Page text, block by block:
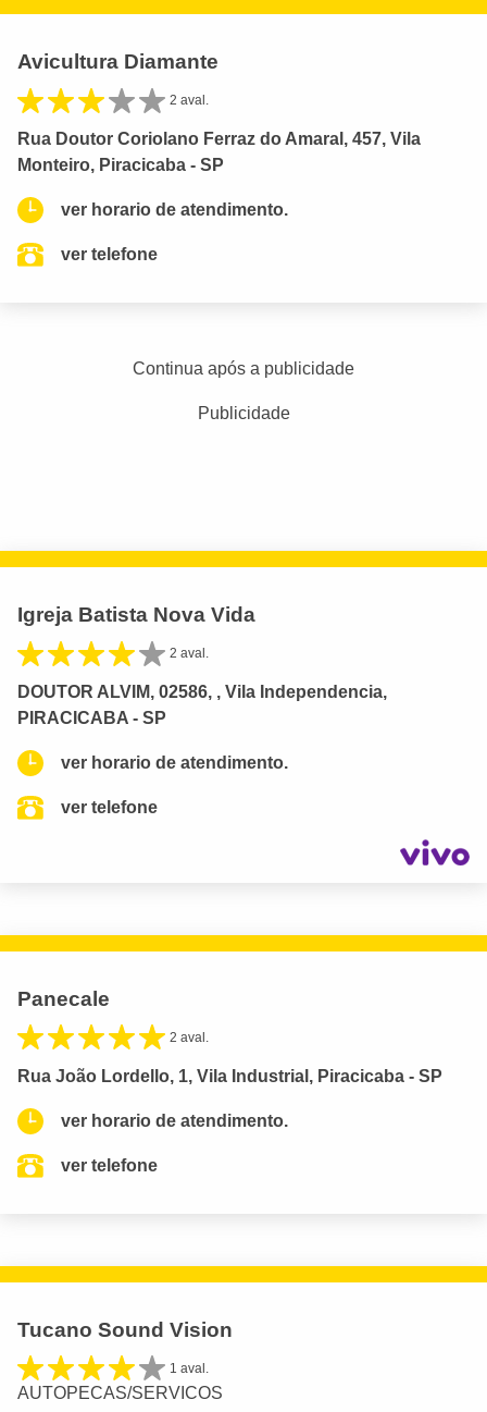
Avicultura Diamante
2 aval.
Rua Doutor Coriolano Ferraz do Amaral, 457, Vila
Monteiro, Piracicaba - SP
ver horario de atendimento.
ver telefone
Continua após a publicidade
Publicidade
Igreja Batista Nova Vida
2 aval.
DOUTOR ALVIM, 02586, , Vila Independencia,
PIRACICABA - SP
ver horario de atendimento.
ver telefone
Panecale
2 aval.
Rua João Lordello, 1, Vila Industrial, Piracicaba - SP
ver horario de atendimento.
ver telefone
Tucano Sound Vision
1 aval.
AUTOPECAS/SERVICOS